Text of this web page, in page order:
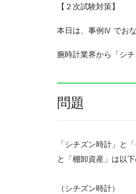
【２次試験対策】
本日は、事例Ⅳ でお
腕時計業界から「シ
問題
「シチズン時計」と
と「棚卸資産」は以
（シチズン時計）